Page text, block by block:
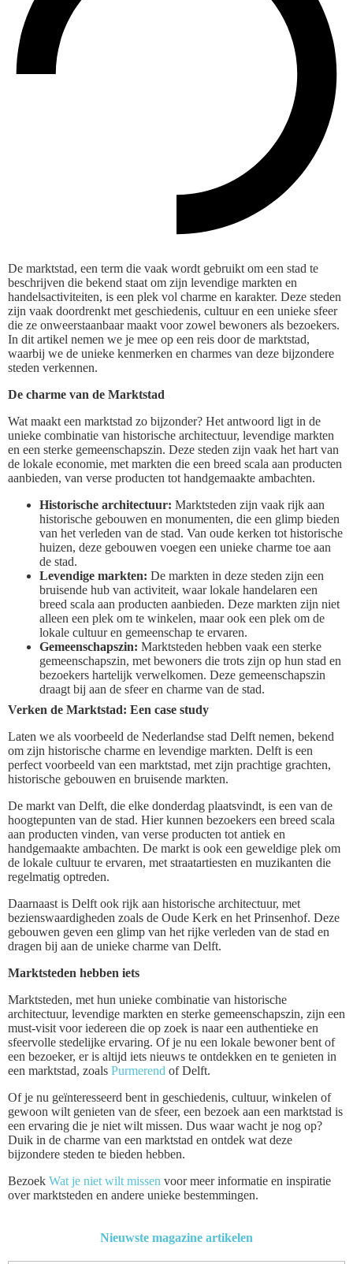
De marktstad, een term die vaak wordt gebruikt om een stad te
beschrijven die bekend staat om zijn levendige markten en
handelsactiviteiten, is een plek vol charme en karakter. Deze steden
zijn vaak doordrenkt met geschiedenis, cultuur en een unieke sfeer
die ze onweerstaanbaar maakt voor zowel bewoners als bezoekers.
In dit artikel nemen we je mee op een reis door de marktstad,
waarbij we de unieke kenmerken en charmes van deze bijzondere
steden verkennen.
De charme van de Marktstad
Wat maakt een marktstad zo bijzonder? Het antwoord ligt in de
unieke combinatie van historische architectuur, levendige markten
en een sterke gemeenschapszin. Deze steden zijn vaak het hart van
de lokale economie, met markten die een breed scala aan producten
aanbieden, van verse producten tot handgemaakte ambachten.
Historische architectuur: Marktsteden zijn vaak rijk aan
historische gebouwen en monumenten, die een glimp bieden
van het verleden van de stad. Van oude kerken tot historische
huizen, deze gebouwen voegen een unieke charme toe aan
de stad.
Levendige markten: De markten in deze steden zijn een
bruisende hub van activiteit, waar lokale handelaren een
breed scala aan producten aanbieden. Deze markten zijn niet
alleen een plek om te winkelen, maar ook een plek om de
lokale cultuur en gemeenschap te ervaren.
Gemeenschapszin: Marktsteden hebben vaak een sterke
gemeenschapszin, met bewoners die trots zijn op hun stad en
bezoekers hartelijk verwelkomen. Deze gemeenschapszin
draagt bij aan de sfeer en charme van de stad.
Verken de Marktstad: Een case study
Laten we als voorbeeld de Nederlandse stad Delft nemen, bekend
om zijn historische charme en levendige markten. Delft is een
perfect voorbeeld van een marktstad, met zijn prachtige grachten,
historische gebouwen en bruisende markten.
De markt van Delft, die elke donderdag plaatsvindt, is een van de
hoogtepunten van de stad. Hier kunnen bezoekers een breed scala
aan producten vinden, van verse producten tot antiek en
handgemaakte ambachten. De markt is ook een geweldige plek om
de lokale cultuur te ervaren, met straatartiesten en muzikanten die
regelmatig optreden.
Daarnaast is Delft ook rijk aan historische architectuur, met
bezienswaardigheden zoals de Oude Kerk en het Prinsenhof. Deze
gebouwen geven een glimp van het rijke verleden van de stad en
dragen bij aan de unieke charme van Delft.
Marktsteden hebben iets
Marktsteden, met hun unieke combinatie van historische
architectuur, levendige markten en sterke gemeenschapszin, zijn een
must-visit voor iedereen die op zoek is naar een authentieke en
sfeervolle stedelijke ervaring. Of je nu een lokale bewoner bent of
een bezoeker, er is altijd iets nieuws te ontdekken en te genieten in
een marktstad, zoals Purmerend of Delft.
Of je nu geïnteresseerd bent in geschiedenis, cultuur, winkelen of
gewoon wilt genieten van de sfeer, een bezoek aan een marktstad is
een ervaring die je niet wilt missen. Dus waar wacht je nog op?
Duik in de charme van een marktstad en ontdek wat deze
bijzondere steden te bieden hebben.
Bezoek Wat je niet wilt missen voor meer informatie en inspiratie
over marktsteden en andere unieke bestemmingen.
Nieuwste magazine artikelen